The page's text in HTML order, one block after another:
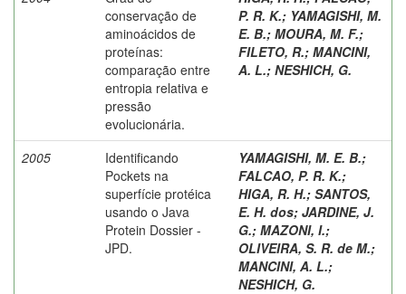
conservação de
aminoácidos de
proteínas:
comparação entre
entropia relativa e
pressão
evolucionária.
P. R. K.; YAMAGISHI, M.
E. B.; MOURA, M. F.;
FILETO, R.; MANCINI,
A. L.; NESHICH, G.
2005
Identificando
Pockets na
superfície protéica
usando o Java
Protein Dossier -
JPD.
YAMAGISHI, M. E. B.;
FALCAO, P. R. K.;
HIGA, R. H.; SANTOS,
E. H. dos; JARDINE, J.
G.; MAZONI, I.;
OLIVEIRA, S. R. de M.;
MANCINI, A. L.;
NESHICH, G.